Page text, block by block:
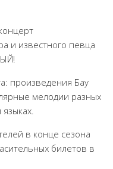
и известного певца
произведения Бау
мелодии разных
в конце сезона
билетов в